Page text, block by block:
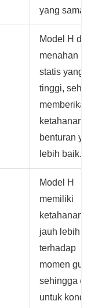
yang sama.
Model H
menahan
statis yang
tinggi,
memberikan
ketahanan
benturan
lebih baik.
Model H
memiliki
ketahanan
jauh lebih
terhadap
momen
sehingga
untuk